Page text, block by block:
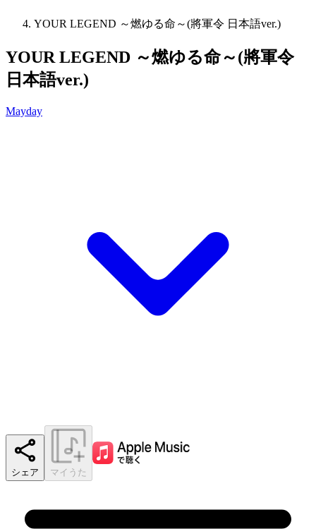
YOUR LEGEND ～燃ゆる命～(將軍令 日本語ver.)
YOUR LEGEND ～燃ゆる命～(將軍令
日本語ver.)
Mayday
シェア マイうた